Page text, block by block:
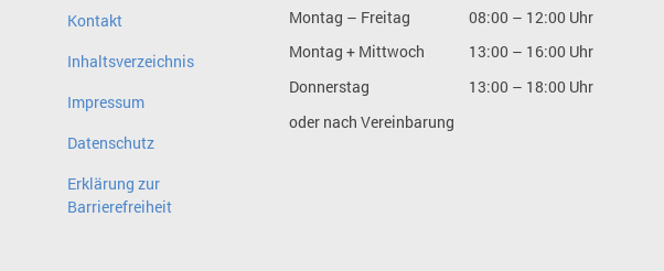
Kontakt
Inhaltsverzeichnis
Impressum
Datenschutz
Erklärung zur
Barrierefreiheit
Montag – Freitag
08:00 – 12:00 Uhr
Montag + Mittwoch
13:00 – 16:00 Uhr
Donnerstag
13:00 – 18:00 Uhr
oder nach Vereinbarung